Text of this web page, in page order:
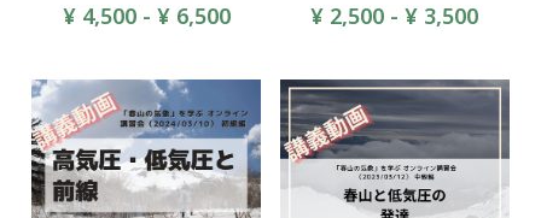
¥ 4,500 - ¥ 6,500 ¥ 2,500 - ¥ 3,500